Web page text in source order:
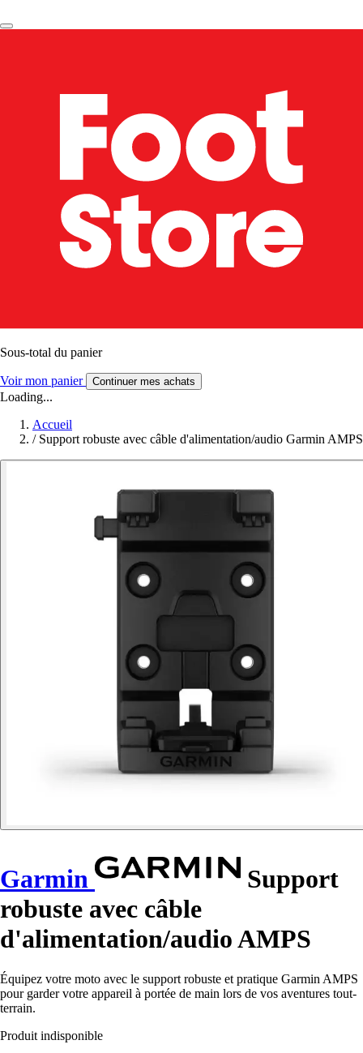
Sous-total du panier
Voir mon panier Continuer mes achats
Loading...
Accueil
/ Support robuste avec câble d'alimentation/audio Garmin AMPS
Garmin
Support
robuste avec câble
d'alimentation/audio AMPS
Équipez votre moto avec le support robuste et pratique Garmin AMPS
pour garder votre appareil à portée de main lors de vos aventures tout-
terrain.
Produit indisponible